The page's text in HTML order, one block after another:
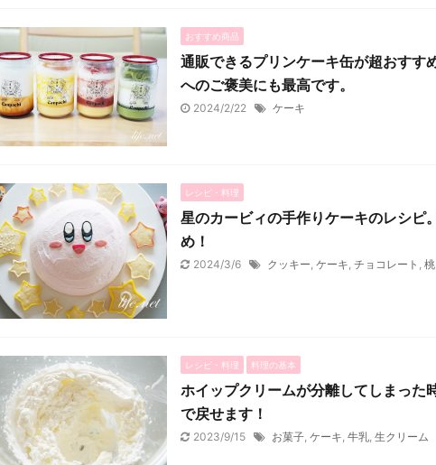
おすすめ商品
通販できるプリンケーキ缶が超おすす
へのご褒美にも最高です。
2024/2/22 ケーキ
レシピ・料理
星のカービィの手作りケーキのレシピ
め！
2024/3/6 クッキー, ケーキ, チョコレート , 桃
レシピ・料理 料理の基本
ホイップクリームが分離してしまった
で戻せます！
2023/9/15 お菓子, ケーキ, 牛乳, 生クリーム